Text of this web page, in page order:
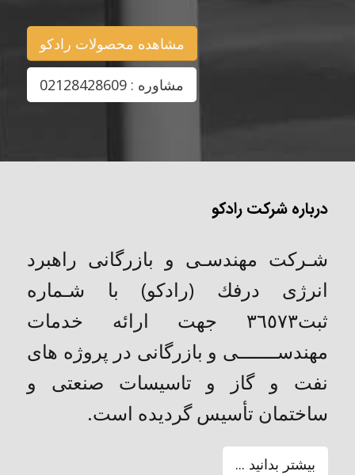
مشاهده محصولات رادکو
مشاوره : 02128428609
درباره شرکت رادکو
شـركت مهندسـی و بازرگانی راهبرد
انرژی درفك (رادکو) با شـماره
ثبت٣٦٥٧٣ جهت ارائه خدمات
مهندســـــــی و بازرگانی در پروژه های
نفت و گاز و تاسیسات صنعتی و
ساختمان تأسیس گردیده است.
بیشتر بدانید ...